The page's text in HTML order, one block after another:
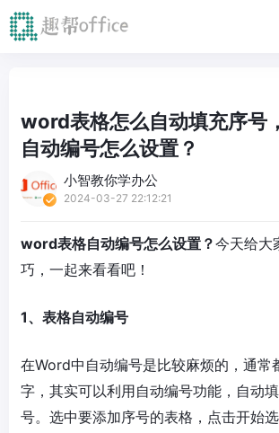
word表格怎么自动填充序号
自动编号怎么设置？
小智教你学办公
2024-03-27 22:12:21
word表格自动编号怎么设置？今天给大
巧，一起来看看吧！
1、表格自动编号
在Word中自动编号是比较麻烦的，通常
字，其实可以利用自动编号功能，自动
号。选中要添加序号的表格，点击开始